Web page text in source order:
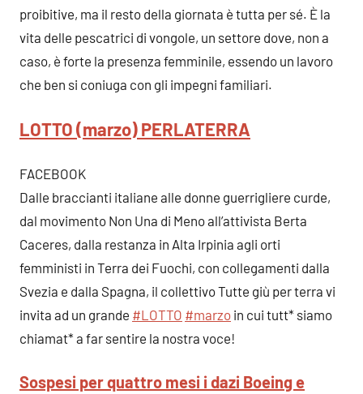
proibitive, ma il resto della giornata è tutta per sé. È la
vita delle pescatrici di vongole, un settore dove, non a
caso, è forte la presenza femminile, essendo un lavoro
che ben si coniuga con gli impegni familiari.
LOTTO (marzo) PERLATERRA
FACEBOOK
Dalle braccianti italiane alle donne guerrigliere curde,
dal movimento Non Una di Meno all’attivista Berta
Caceres, dalla restanza in Alta Irpinia agli orti
femministi in Terra dei Fuochi, con collegamenti dalla
Svezia e dalla Spagna, il collettivo Tutte giù per terra vi
invita ad un grande #LOTTO #marzo in cui tutt* siamo
chiamat* a far sentire la nostra voce!
Sospesi per quattro mesi i dazi Boeing e